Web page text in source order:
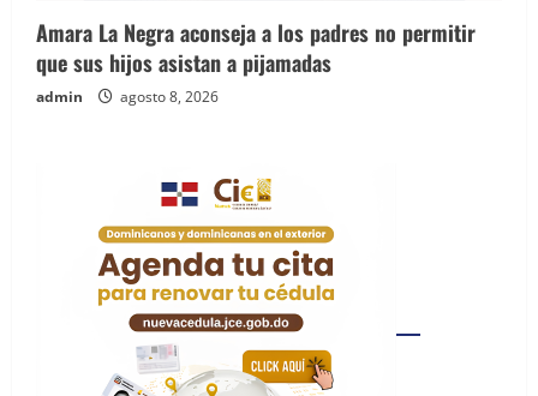
Amara La Negra aconseja a los padres no permitir
que sus hijos asistan a pijamadas
admin agosto 8, 2026